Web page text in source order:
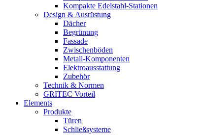
Kompakte Edelstahl-Stationen
Design & Ausrüstung
Dächer
Begrünung
Fassade
Zwischenböden
Metall-Komponenten
Elektroausstattung
Zubehör
Technik & Normen
GRITEC Vorteil
Elements
Produkte
Türen
Schließsysteme